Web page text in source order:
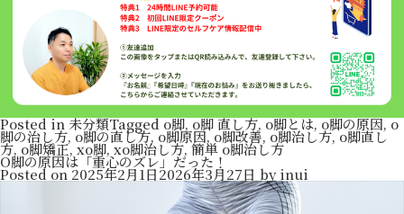
Posted in未分類Taggedo脚,o脚 直し方,o脚とは,o脚の原因,o
脚の治し方, o脚の直し方, o脚原因, o脚改善, o脚治し方,o脚直し
方, o脚矯正, xo脚,xo脚治し方,簡単 o脚治し方
O脚の原因は「重心のズレ」だった！
Posted on2025年2月1日2026年3月27日 byinui